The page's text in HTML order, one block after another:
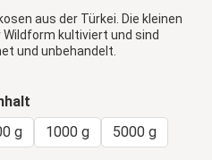
aus der Türkei. Die kleinen
kultiviert und sind
und unbehandelt.
g 1000 g 5000 g